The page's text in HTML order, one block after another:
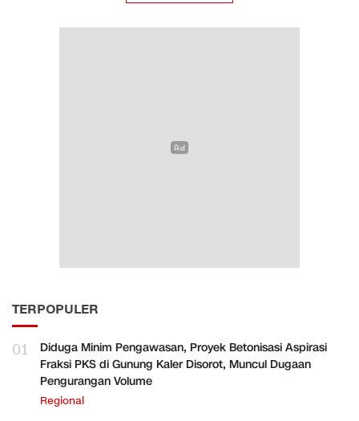
TERPOPULER
01
Diduga Minim Pengawasan, Proyek Betonisasi Aspirasi
Fraksi PKS di Gunung Kaler Disorot, Muncul Dugaan
Pengurangan Volume
Regional